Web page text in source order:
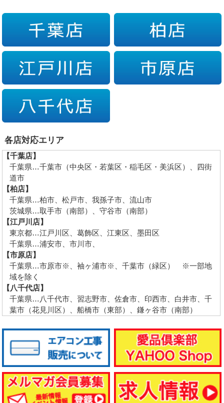
各店対応エリア
【千葉店】
千葉県…千葉市（中央区・若葉区・稲毛区・美浜区）、四街
道市
【柏店】
千葉県…柏市、松戸市、我孫子市、流山市
茨城県…取手市（南部）、守谷市（南部）
【江戸川店】
東京都…江戸川区、葛飾区、江東区、墨田区
千葉県…浦安市、市川市、
【市原店】
千葉県…市原市※、袖ヶ浦市※、千葉市（緑区） ※一部地
域を除く
【八千代店】
千葉県…八千代市、習志野市、佐倉市、印西市、白井市、千
葉市（花見川区）、船橋市（東部）、鎌ヶ谷市（南部）